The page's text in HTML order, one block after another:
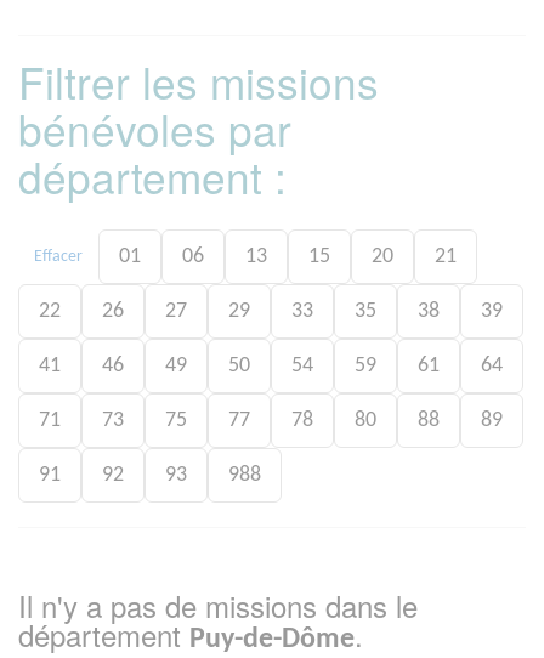
Filtrer les missions
bénévoles par
département :
Effacer 01 06 13 15 20 21
22 26 27 29 33 35 38 39
41 46 49 50 54 59 61 64
71 73 75 77 78 80 88 89
91 92 93 988
Il n'y a pas de missions dans le
département Puy-de-Dôme.